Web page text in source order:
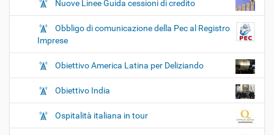
Nuove Linee Guida cessioni di credito
Obbligo di comunicazione della Pec al Registro
Imprese
Obiettivo America Latina per Deliziando
Obiettivo India
Ospitalità italiana in tour